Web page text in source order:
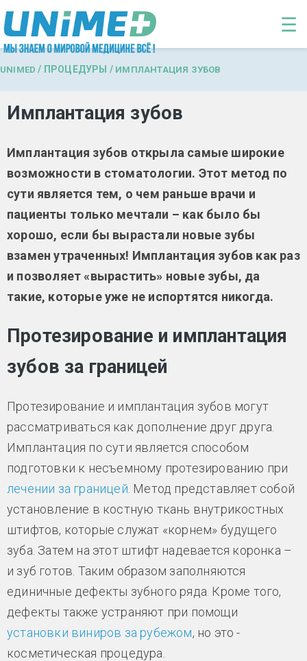
Перейти к основному содержанию
☰
UNIMED / ПРОЦЕДУРЫ / ИМПЛАНТАЦИЯ ЗУБОВ
Имплантация зубов
Имплантация зубов открыла самые широкие
возможности в стоматологии. Этот метод по
сути является тем, о чем раньше врачи и
пациенты только мечтали – как было бы
хорошо, если бы вырастали новые зубы
взамен утраченных! Имплантация зубов как раз
и позволяет «вырастить» новые зубы, да
такие, которые уже не испортятся никогда.
Протезирование и имплантация
зубов за границей
Протезирование и имплантация зубов могут
рассматриваться как дополнение друг друга.
Имплантация по сути является способом
подготовки к несъемному протезированию при
лечении за границей . Метод представляет собой
установление в костную ткань внутрикостных
штифтов, которые служат «корнем» будущего
зуба. Затем на этот штифт надевается коронка –
и зуб готов. Таким образом заполняются
единичные дефекты зубного ряда. Кроме того,
дефекты также устраняют при помощи
установки виниров за рубежом, но это -
косметическая процедура.